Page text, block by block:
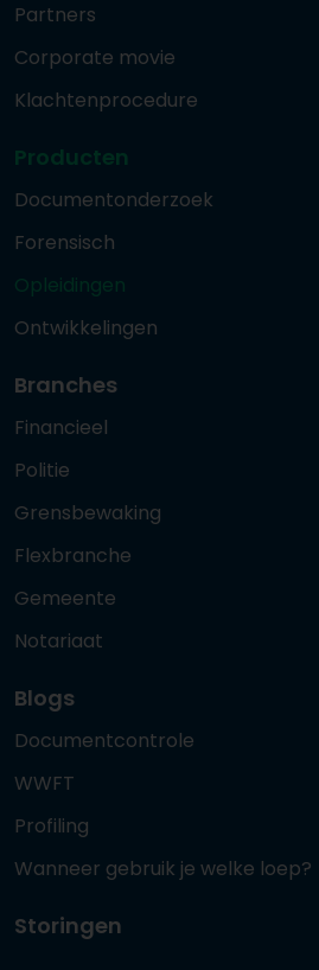
Partners
Corporate movie
Klachtenprocedure
Producten
Documentonderzoek
Forensisch
Opleidingen
Ontwikkelingen
Branches
Financieel
Politie
Grensbewaking
Flexbranche
Gemeente
Notariaat
Blogs
Documentcontrole
WWFT
Profiling
Wanneer gebruik je welke loep?
Storingen